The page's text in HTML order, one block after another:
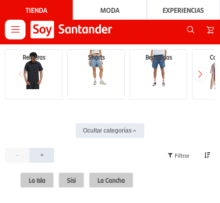
TIENDA MODA EXPERIENCIAS

Remeras Shorts Bermudas
Ocultar categorías
- +
La Isla Sisi La Cancha